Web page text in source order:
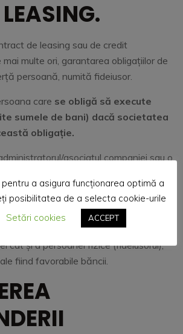
de leasing sau de credit
mai multe ori, garantarea obligațiilor de
persoană, numită fideiusor.
care se obligă să execute
sumele de bani) dacă societatea
obligație.
asociatul companiei sau o
societății pentru care a
demara executarea silită atât
cât și a persoanei fizice (fideiusorul),
fiind favorabile băncii.
a asigura funcționarea optimă a
posibilitatea de a selecta cookie-urile
Setări cookies ACCEPT